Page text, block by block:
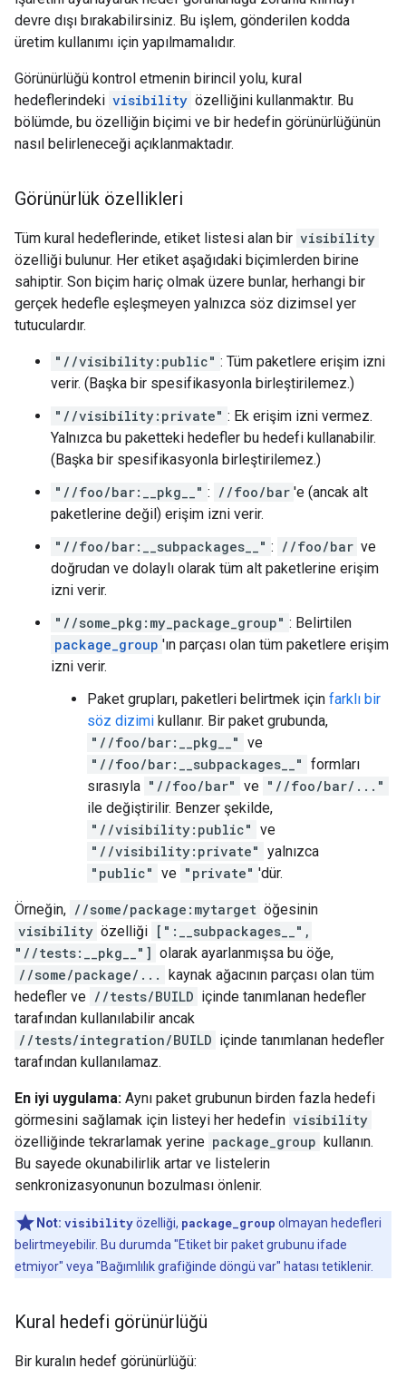
devre dışı bırakabilirsiniz. Bu işlem, gönderilen kodda
üretim kullanımı için yapılmamalıdır.
Görünürlüğü kontrol etmenin birincil yolu, kural
hedeflerindeki visibility özelliğini kullanmaktır. Bu
bölümde, bu özelliğin biçimi ve bir hedefin görünürlüğünün
nasıl belirleneceği açıklanmaktadır.
Görünürlük özellikleri
Tüm kural hedeflerinde, etiket listesi alan bir visibility
özelliği bulunur. Her etiket aşağıdaki biçimlerden birine
sahiptir. Son biçim hariç olmak üzere bunlar, herhangi bir
gerçek hedefle eşleşmeyen yalnızca söz dizimsel yer
tutuculardır.
"//visibility:public" : Tüm paketlere erişim izni
verir. (Başka bir spesifikasyonla birleştirilemez.)
"//visibility:private" : Ek erişim izni vermez.
Yalnızca bu paketteki hedefler bu hedefi kullanabilir.
(Başka bir spesifikasyonla birleştirilemez.)
"//foo/bar:__pkg__" : //foo/bar 'e (ancak alt
paketlerine değil) erişim izni verir.
"//foo/bar:__subpackages__" : //foo/bar ve
doğrudan ve dolaylı olarak tüm alt paketlerine erişim
izni verir.
"//some_pkg:my_package_group" : Belirtilen
package_group 'ın parçası olan tüm paketlere erişim
izni verir.
Paket grupları, paketleri belirtmek için farklı bir
söz dizimi kullanır. Bir paket grubunda,
"//foo/bar:__pkg__" ve
"//foo/bar:__subpackages__" formları
sırasıyla "//foo/bar" ve "//foo/bar/..."
ile değiştirilir. Benzer şekilde,
"//visibility:public" ve
"//visibility:private" yalnızca
"public" ve "private" 'dür.
Örneğin, //some/package:mytarget öğesinin
visibility özelliği [":__subpackages__",
"//tests:__pkg__"] olarak ayarlanmışsa bu öğe,
//some/package/... kaynak ağacının parçası olan tüm
hedefler ve //tests/BUILD içinde tanımlanan hedefler
tarafından kullanılabilir ancak
//tests/integration/BUILD içinde tanımlanan hedefler
tarafından kullanılamaz.
En iyi uygulama: Aynı paket grubunun birden fazla hedefi
görmesini sağlamak için listeyi her hedefin visibility
özelliğinde tekrarlamak yerine package_group kullanın.
Bu sayede okunabilirlik artar ve listelerin
senkronizasyonunun bozulması önlenir.
Not: visibilityözelliği, package_group olmayan hedefleri
belirtmeyebilir. Bu durumda "Etiket bir paket grubunu ifade
etmiyor" veya "Bağımlılık grafiğinde döngü var" hatası tetiklenir.
Kural hedefi görünürlüğü
Bir kuralın hedef görünürlüğü: